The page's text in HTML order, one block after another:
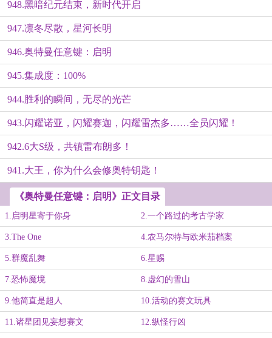
948.黑暗纪元结束，新时代开启
947.凛冬尽散，星河长明
946.奥特曼任意键：启明
945.集成度：100%
944.胜利的瞬间，无尽的光芒
943.闪耀诺亚，闪耀赛迦，闪耀雷杰多……全员闪耀！
942.6大S级，共镇雷布朗多！
941.大王，你为什么会修奥特钥匙！
《奥特曼任意键：启明》正文目录
1.启明星寄于你身 2.一个路过的考古学家
3.The One 4.农马尔特与欧米茄档案
5.群魔乱舞 6.星赐
7.恐怖魔境 8.虚幻的雪山
9.他简直是超人 10.活动的赛文玩具
11.诸星团见妄想赛文 12.纵怪行凶